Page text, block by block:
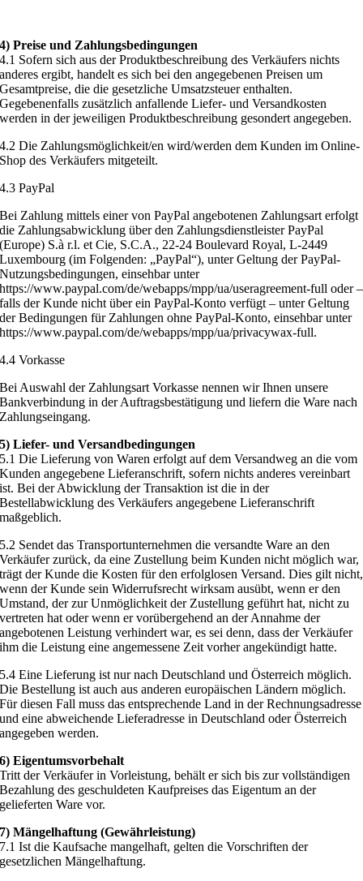
4) Preise und Zahlungsbedingungen
4.1 Sofern sich aus der Produktbeschreibung des Verkäufers nichts
anderes ergibt, handelt es sich bei den angegebenen Preisen um
Gesamtpreise, die die gesetzliche Umsatzsteuer enthalten.
Gegebenenfalls zusätzlich anfallende Liefer- und Versandkosten
werden in der jeweiligen Produktbeschreibung gesondert angegeben.
4.2 Die Zahlungsmöglichkeit/en wird/werden dem Kunden im Online-
Shop des Verkäufers mitgeteilt.
4.3 PayPal
Bei Zahlung mittels einer von PayPal angebotenen Zahlungsart erfolgt
die Zahlungsabwicklung über den Zahlungsdienstleister PayPal
(Europe) S.à r.l. et Cie, S.C.A., 22-24 Boulevard Royal, L-2449
Luxembourg (im Folgenden: „PayPal“), unter Geltung der PayPal-
Nutzungsbedingungen, einsehbar unter
https://www.paypal.com/de/webapps/mpp/ua/useragreement-full oder –
falls der Kunde nicht über ein PayPal-Konto verfügt – unter Geltung
der Bedingungen für Zahlungen ohne PayPal-Konto, einsehbar unter
https://www.paypal.com/de/webapps/mpp/ua/privacywax-full.
4.4 Vorkasse
Bei Auswahl der Zahlungsart Vorkasse nennen wir Ihnen unsere
Bankverbindung in der Auftragsbestätigung und liefern die Ware nach
Zahlungseingang.
5) Liefer- und Versandbedingungen
5.1 Die Lieferung von Waren erfolgt auf dem Versandweg an die vom
Kunden angegebene Lieferanschrift, sofern nichts anderes vereinbart
ist. Bei der Abwicklung der Transaktion ist die in der
Bestellabwicklung des Verkäufers angegebene Lieferanschrift
maßgeblich.
5.2 Sendet das Transportunternehmen die versandte Ware an den
Verkäufer zurück, da eine Zustellung beim Kunden nicht möglich war,
trägt der Kunde die Kosten für den erfolglosen Versand. Dies gilt nicht,
wenn der Kunde sein Widerrufsrecht wirksam ausübt, wenn er den
Umstand, der zur Unmöglichkeit der Zustellung geführt hat, nicht zu
vertreten hat oder wenn er vorübergehend an der Annahme der
angebotenen Leistung verhindert war, es sei denn, dass der Verkäufer
ihm die Leistung eine angemessene Zeit vorher angekündigt hatte.
5.4 Eine Lieferung ist nur nach Deutschland und Österreich möglich.
Die Bestellung ist auch aus anderen europäischen Ländern möglich.
Für diesen Fall muss das entsprechende Land in der Rechnungsadresse
und eine abweichende Lieferadresse in Deutschland oder Österreich
angegeben werden.
6) Eigentumsvorbehalt
Tritt der Verkäufer in Vorleistung, behält er sich bis zur vollständigen
Bezahlung des geschuldeten Kaufpreises das Eigentum an der
gelieferten Ware vor.
7) Mängelhaftung (Gewährleistung)
7.1 Ist die Kaufsache mangelhaft, gelten die Vorschriften der
gesetzlichen Mängelhaftung.